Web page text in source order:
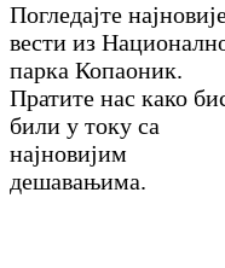
Погледајте
вести из
парка Копаоник.
Пратите нас како
били у току са
најновијим
дешавањима.